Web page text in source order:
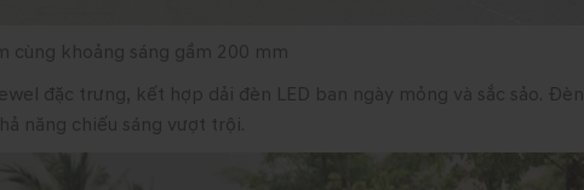
cùng khoảng sáng gầm 200 mm
đặc trưng, kết hợp dải đèn LED ban ngày mỏng và sắc sảo. Đèn
năng chiếu sáng vượt trội.